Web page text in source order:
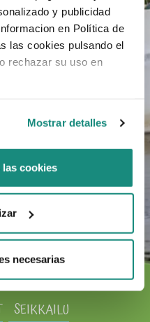
y publicidad
en Política de
las cookies pulsando el
rechazar su uso en
Mostrar detalles
cookies
necesarias
SEIKKAILU